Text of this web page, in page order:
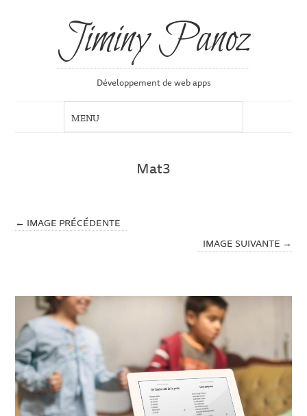
Jiminy Panoz
Développement de web apps
Mat3
← IMAGE PRÉCÉDENTE
IMAGE SUIVANTE →